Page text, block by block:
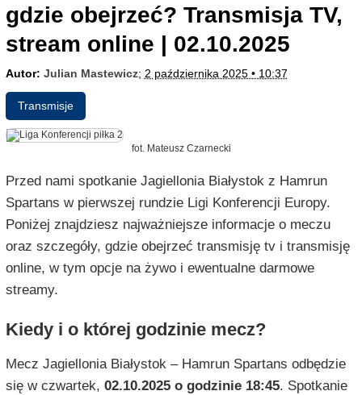
gdzie obejrzeć? Transmisja TV,
stream online | 02.10.2025
Autor: Julian Mastewicz; 2 października 2025 • 10:37
Transmisje
fot. Mateusz Czarnecki
Przed nami spotkanie Jagiellonia Białystok z Hamrun
Spartans w pierwszej rundzie Ligi Konferencji Europy.
Poniżej znajdziesz najważniejsze informacje o meczu
oraz szczegóły, gdzie obejrzeć transmisję tv i transmisję
online, w tym opcje na żywo i ewentualne darmowe
streamy.
Kiedy i o której godzinie mecz?
Mecz Jagiellonia Białystok – Hamrun Spartans odbędzie
się w czwartek, 02.10.2025 o godzinie 18:45. Spotkanie